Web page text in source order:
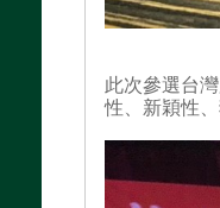
此次參選台
性、新穎性